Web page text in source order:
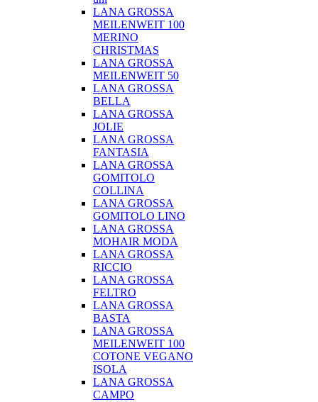
LANA GROSSA
MEILENWEIT 100
MERINO
CHRISTMAS
LANA GROSSA
MEILENWEIT 50
LANA GROSSA
BELLA
LANA GROSSA
JOLIE
LANA GROSSA
FANTASIA
LANA GROSSA
GOMITOLO
COLLINA
LANA GROSSA
GOMITOLO LINO
LANA GROSSA
MOHAIR MODA
LANA GROSSA
RICCIO
LANA GROSSA
FELTRO
LANA GROSSA
BASTA
LANA GROSSA
MEILENWEIT 100
COTONE VEGANO
ISOLA
LANA GROSSA
CAMPO